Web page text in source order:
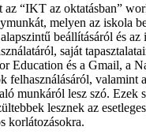
“IKT az oktatásban”
melyen az iskola
beállításáról és
saját
Education és a Gmail, a
felhasználásáról, valamint
munkáról lesz szó. Ezek
lesznek az
korlátozásokra.